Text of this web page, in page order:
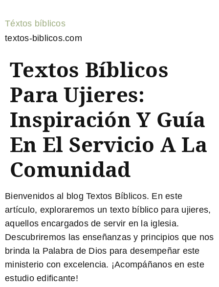
Téxtos bíblicos
textos-biblicos.com
Textos Bíblicos
Para Ujieres:
Inspiración Y Guía
En El Servicio A La
Comunidad
Bienvenidos al blog Textos Bíblicos. En este
artículo, exploraremos un texto bíblico para ujieres,
aquellos encargados de servir en la iglesia.
Descubriremos las enseñanzas y principios que nos
brinda la Palabra de Dios para desempeñar este
ministerio con excelencia. ¡Acompáñanos en este
estudio edificante!